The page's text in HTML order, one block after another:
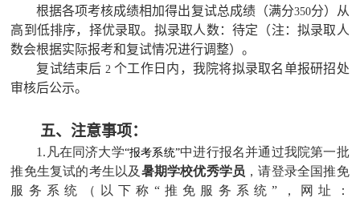
根据各项考核成绩相加得出复试总成绩（满分350分）从
高到低排序，择优录取。拟录取人数：待定（注：拟录取人
数会根据实际报考和复试情况进行调整）。
复试结束后 2个工作日内，我院将拟录取名单报研招处
审核后公示。
五、注意事项：
1.凡在同济大学“报考系统”中进行报名并通过我院第一批
推免生复试的考生以及 暑期学校优秀学员 ，请登录全国推免
服务系统（以下称“推免服务系统”，网址：